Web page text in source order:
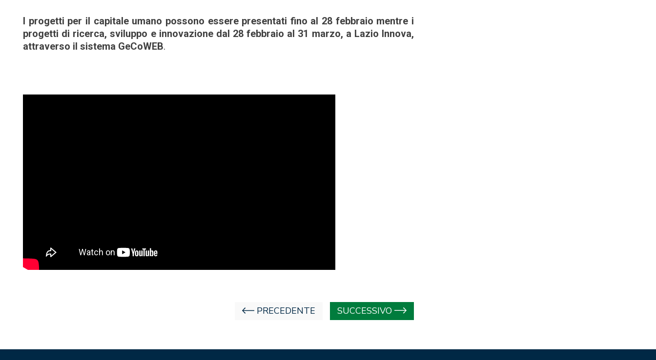
I progetti per il capitale umano possono essere presentati fino al 28 febbraio mentre i
progetti di ricerca, sviluppo e innovazione dal 28 febbraio al 31 marzo, a Lazio Innova,
attraverso il sistema GeCoWEB.
PRECEDENTE SUCCESSIVO